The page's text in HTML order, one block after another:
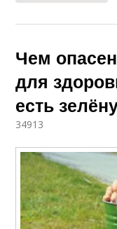
Чем
для
есть
34913